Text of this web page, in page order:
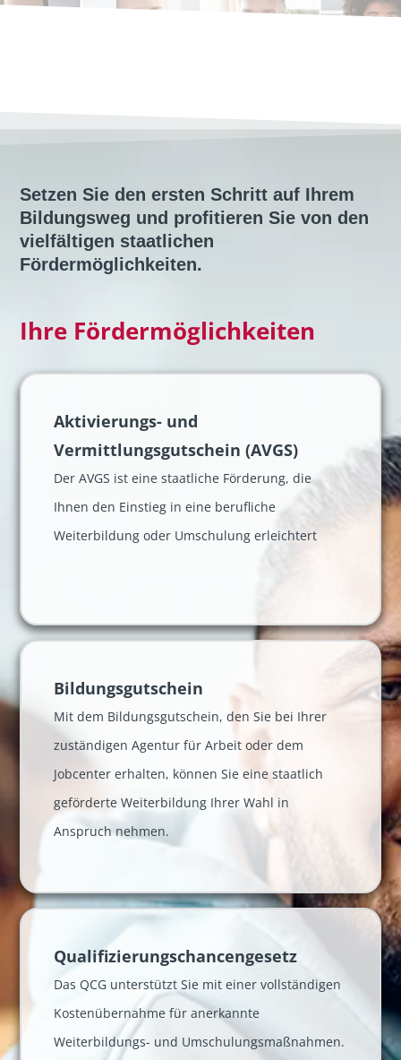
Ihre Fördermöglichkeiten
Setzen Sie den ersten Schritt auf Ihrem
Bildungsweg und profitieren Sie von den
vielfältigen staatlichen
Fördermöglichkeiten.
Aktivierungs- und
Vermittlungsgutschein (AVGS)
Der AVGS ist eine staatliche Förderung, die
Ihnen den Einstieg in eine berufliche
Weiterbildung oder Umschulung erleichtert
Bildungsgutschein
Mit dem Bildungsgutschein, den Sie bei Ihrer
zuständigen Agentur für Arbeit oder dem
Jobcenter erhalten, können Sie eine staatlich
geförderte Weiterbildung Ihrer Wahl in
Anspruch nehmen.
Qualifizier­ungs­chancen­gesetz
Das QCG unterstützt Sie mit einer vollständigen
Kostenübernahme für anerkannte
Weiterbildungs- und Umschulungsmaßnahmen.